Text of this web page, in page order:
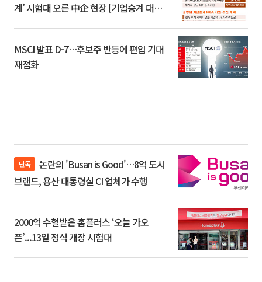
계’ 시험대 오른 中企 현장 [기업승계 대전
MSCI 발표 D-7…후보주 반등에 편입 기대
재점화
단독
브랜드, 용산 대통령실 CI 업체가 수행
2000억 수혈받은 홈플러스 ‘오늘 가오
픈’...13일 정식 개장 시험대